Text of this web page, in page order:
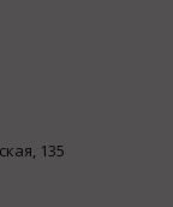
135